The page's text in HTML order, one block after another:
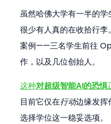
虽然哈佛大学有一半的学
很少有人真的在收拾行
案例——三名学生前往
作，以及几位创始人。
这种对超级智能AI的恐惧
目前它仅在行动边缘发挥
选择学位这一稳妥选项。